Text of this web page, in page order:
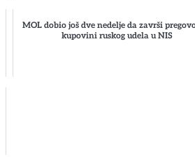
MOL dobio još dve nedelje da završi
kupovini ruskog udela u NIS